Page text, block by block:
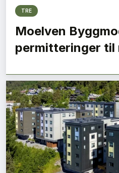
TRE
Moelven
permitteringer